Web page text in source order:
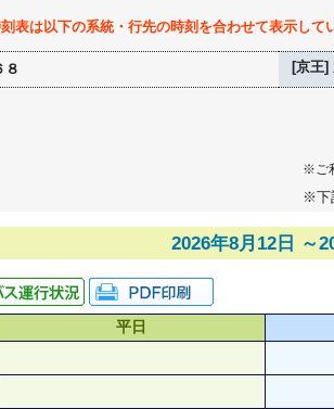
表は以下の系統・行先の時刻を合わせて表示して
８ [京王]
※ご
※下
2026年8月12日 ～
平日